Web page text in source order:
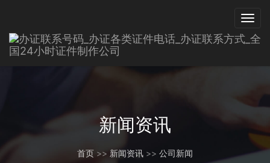
新闻资讯
首页 >> 新闻资讯 >> 公司新闻